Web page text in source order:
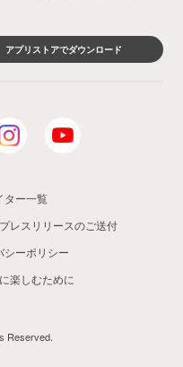
アプリストアでダウンロード
ター一覧
プレスリリースのご送付
シーポリシー
楽しむために
Reserved.